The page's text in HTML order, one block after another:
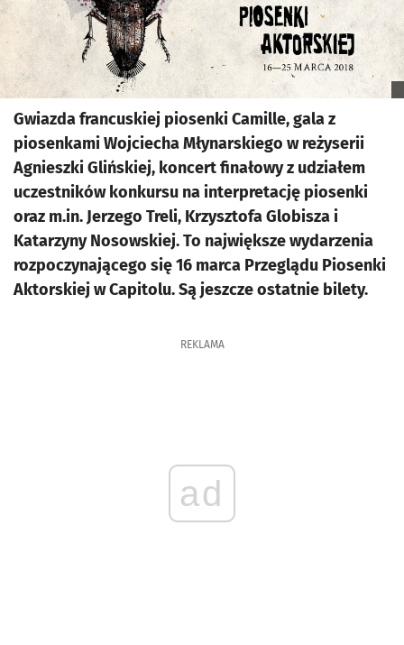
Gwiazda francuskiej piosenki Camille, gala z
piosenkami Wojciecha Młynarskiego w reżyserii
Agnieszki Glińskiej, koncert finałowy z udziałem
uczestników konkursu na interpretację piosenki
oraz m.in. Jerzego Treli, Krzysztofa Globisza i
Katarzyny Nosowskiej. To największe wydarzenia
rozpoczynającego się 16 marca Przeglądu Piosenki
Aktorskiej w Capitolu. Są jeszcze ostatnie bilety.
REKLAMA
ad